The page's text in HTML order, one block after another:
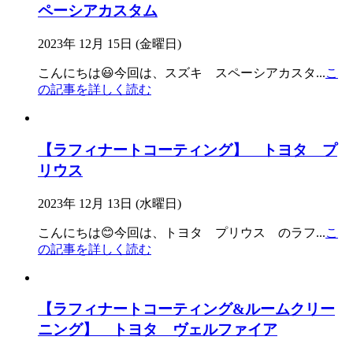
ペーシアカスタム
2023年 12月 15日 (金曜日)
こんにちは😃今回は、スズキ スペーシアカスタ...こ
の記事を詳しく読む
【ラフィナートコーティング】 トヨタ プ
リウス
2023年 12月 13日 (水曜日)
こんにちは😊今回は、トヨタ プリウス のラフ...こ
の記事を詳しく読む
【ラフィナートコーティング&ルームクリー
ニング】 トヨタ ヴェルファイア